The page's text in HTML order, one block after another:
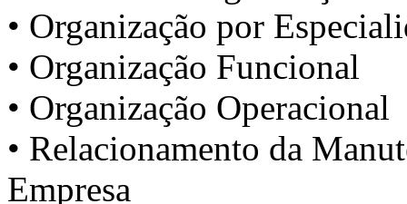
• Organização por
• Organização Funcional
• Organização Operacional
• Relacionamento da
Empresa